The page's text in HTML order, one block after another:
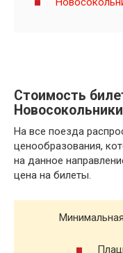
Стоимость
На все поезда
ценообразования,
на данное
цена на билеты.